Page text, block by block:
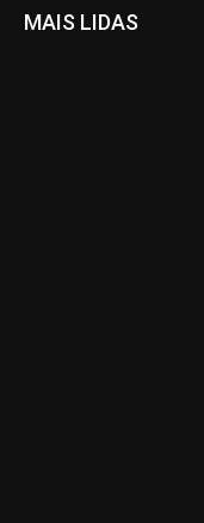
MAIS LIDAS